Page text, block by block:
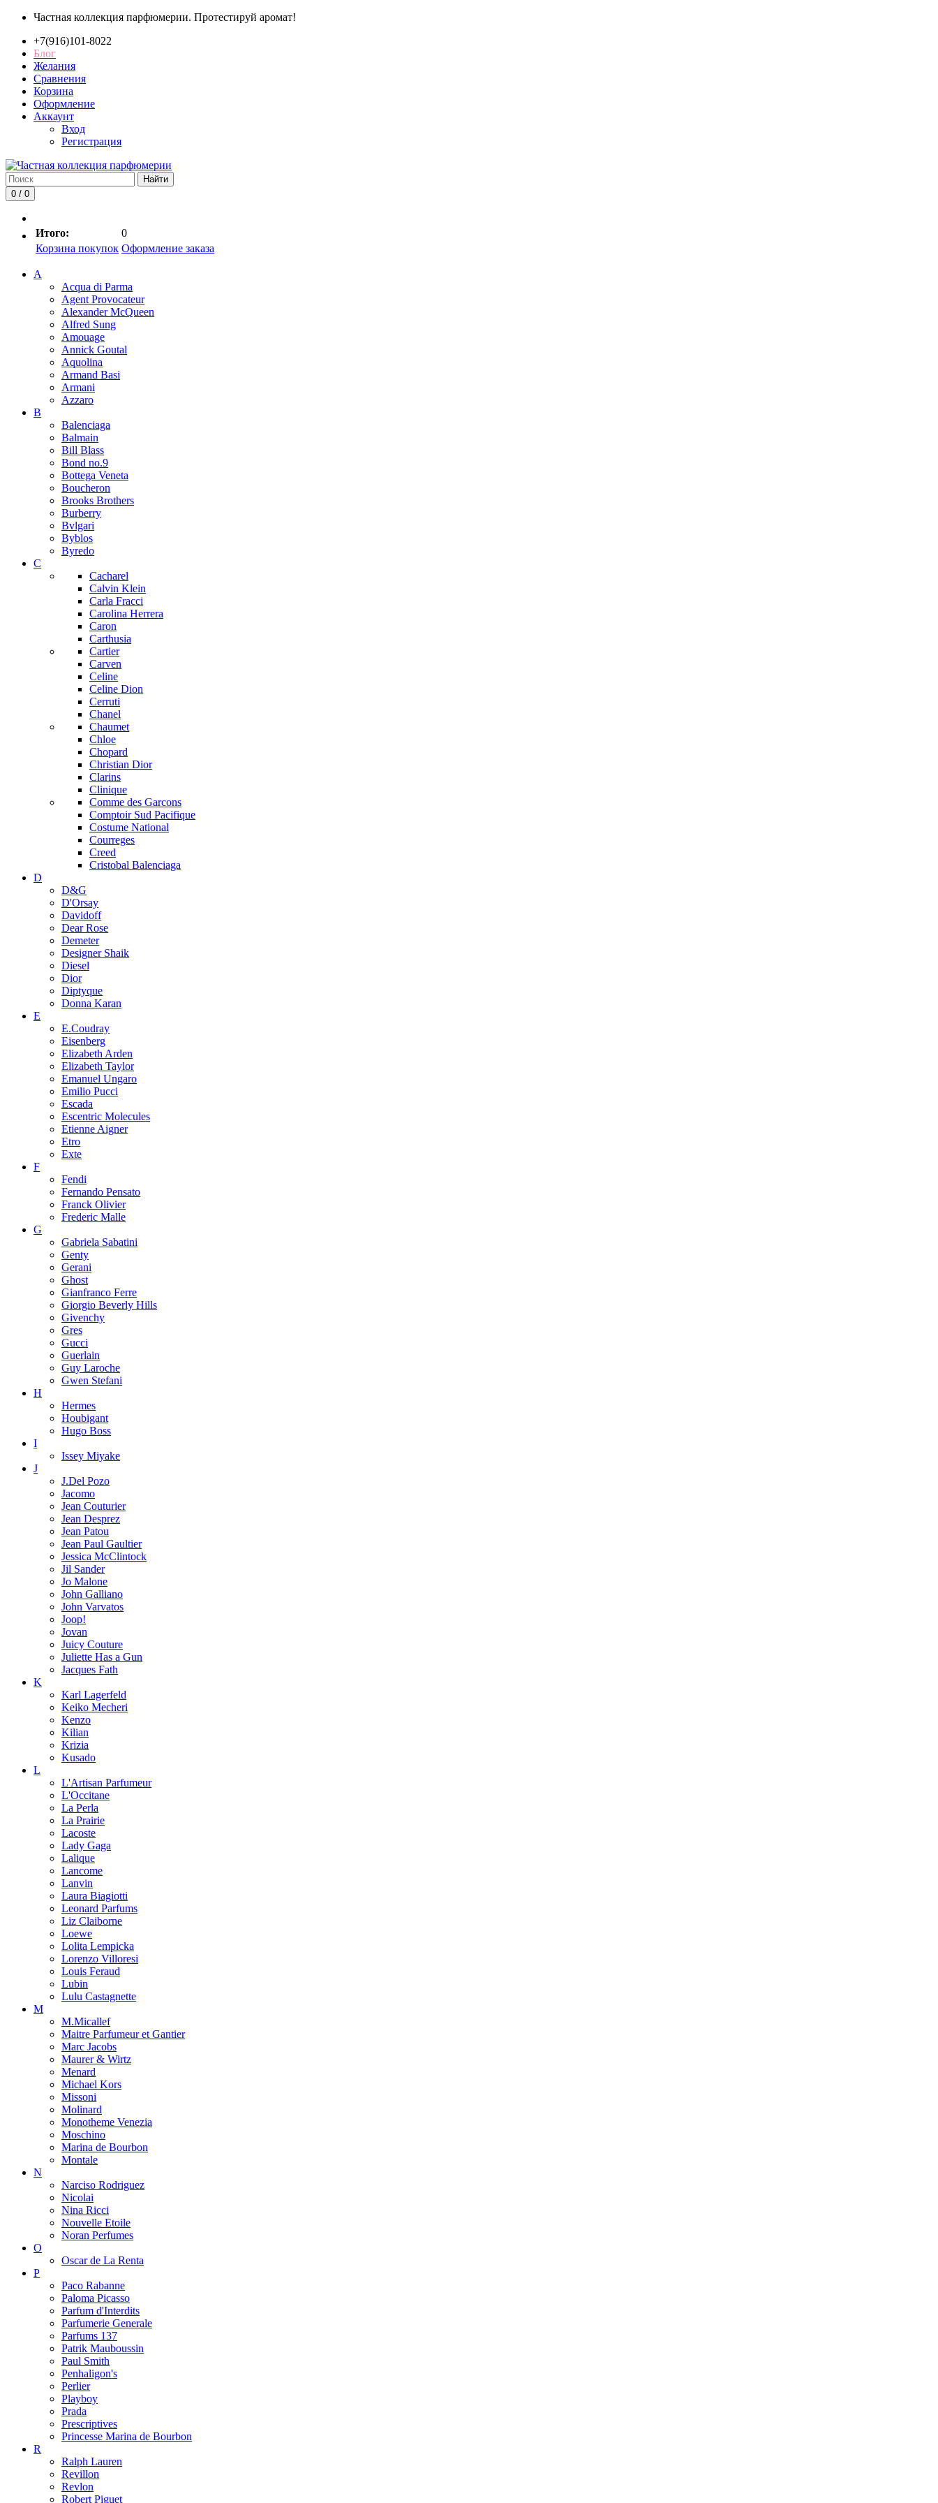
Частная коллекция парфюмерии. Протестируй аромат!
+7(916)101-8022
Блог
Желания
Сравнения
Корзина
Оформление
Аккаунт
Вход
Регистрация
Найти
0 / 0
Итого:
0
Корзина покупок Оформление заказа
A
Acqua di Parma
Agent Provocateur
Alexander McQueen
Alfred Sung
Amouage
Annick Goutal
Aquolina
Armand Basi
Armani
Azzaro
B
Balenciaga
Balmain
Bill Blass
Bond no.9
Bottega Veneta
Boucheron
Brooks Brothers
Burberry
Bvlgari
Byblos
Byredo
C
Cacharel
Calvin Klein
Carla Fracci
Carolina Herrera
Caron
Carthusia
Cartier
Carven
Celine
Celine Dion
Cerruti
Chanel
Chaumet
Chloe
Chopard
Christian Dior
Clarins
Clinique
Comme des Garcons
Comptoir Sud Pacifique
Costume National
Courreges
Creed
Cristobal Balenciaga
D
D&G
D'Orsay
Davidoff
Dear Rose
Demeter
Designer Shaik
Diesel
Dior
Diptyque
Donna Karan
E
E.Coudray
Eisenberg
Elizabeth Arden
Elizabeth Taylor
Emanuel Ungaro
Emilio Pucci
Escada
Escentric Molecules
Etienne Aigner
Etro
Exte
F
Fendi
Fernando Pensato
Franck Olivier
Frederic Malle
G
Gabriela Sabatini
Genty
Gerani
Ghost
Gianfranco Ferre
Giorgio Beverly Hills
Givenchy
Gres
Gucci
Guerlain
Guy Laroche
Gwen Stefani
H
Hermes
Houbigant
Hugo Boss
I
Issey Miyake
J
J.Del Pozo
Jacomo
Jean Couturier
Jean Desprez
Jean Patou
Jean Paul Gaultier
Jessica McClintock
Jil Sander
Jo Malone
John Galliano
John Varvatos
Joop!
Jovan
Juicy Couture
Juliette Has a Gun
Jacques Fath
K
Karl Lagerfeld
Keiko Mecheri
Kenzo
Kilian
Krizia
Kusado
L
L'Artisan Parfumeur
L'Occitane
La Perla
La Prairie
Lacoste
Lady Gaga
Lalique
Lancome
Lanvin
Laura Biagiotti
Leonard Parfums
Liz Claiborne
Loewe
Lolita Lempicka
Lorenzo Villoresi
Louis Feraud
Lubin
Lulu Castagnette
M
M.Micallef
Maitre Parfumeur et Gantier
Marc Jacobs
Maurer & Wirtz
Menard
Michael Kors
Missoni
Molinard
Monotheme Venezia
Moschino
Marina de Bourbon
Montale
N
Narciso Rodriguez
Nicolai
Nina Ricci
Nouvelle Etoile
Noran Perfumes
O
Oscar de La Renta
P
Paco Rabanne
Paloma Picasso
Parfum d'Interdits
Parfumerie Generale
Parfums 137
Patrik Mauboussin
Paul Smith
Penhaligon's
Perlier
Playboy
Prada
Prescriptives
Princesse Marina de Bourbon
R
Ralph Lauren
Revillon
Revlon
Robert Piguet